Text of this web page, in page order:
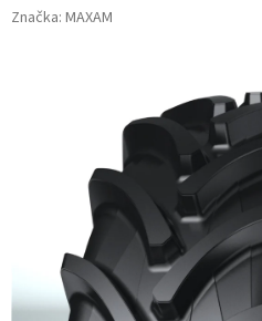
Značka: MAXAM